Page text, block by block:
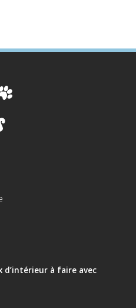
d’intérieur à faire avec